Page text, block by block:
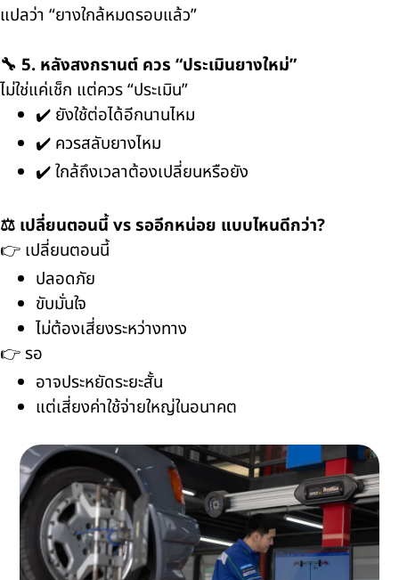
แปลว่า “ยางใกล้หมดรอบแล้ว”
🔧 5. หลังสงกรานต์ ควร “ประเมินยางใหม่”
ไม่ใช่แค่เช็ก แต่ควร “ประเมิน”
✔️ ยังใช้ต่อได้อีกนานไหม
✔️ ควรสลับยางไหม
✔️ ใกล้ถึงเวลาต้องเปลี่ยนหรือยัง
⚖️ เปลี่ยนตอนนี้ vs รออีกหน่อย แบบไหนดีกว่า?
👉 เปลี่ยนตอนนี้
ปลอดภัย
ขับมั่นใจ
ไม่ต้องเสี่ยงระหว่างทาง
👉 รอ
อาจประหยัดระยะสั้น
แต่เสี่ยงค่าใช้จ่ายใหญ่ในอนาคต